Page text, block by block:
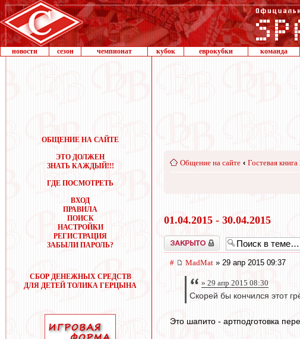
новости сезон чемпионат кубок еврокубки команда
ОБЩЕНИЕ НА САЙТЕ
ЭТО ДОЛЖЕН
ЗНАТЬ КАЖДЫЙ!!!
ГДЕ ПОСМОТРЕТЬ
ВХОД
ПРАВИЛА
ПОИСК
НАСТРОЙКИ
РЕГИСТРАЦИЯ
ЗАБЫЛИ ПАРОЛЬ?
СБОР ДЕНЕЖНЫХ СРЕДСТВ
ДЛЯ ДЕТЕЙ ТОЛИКА ГЕРЦЫНА
Общение на сайте ‹ Гостевая
01.04.2015 - 30.04.2015
Закрыто
# MadMat » 29 апр 2015 09:37
» 29 апр 2015 08:30
Скорей бы кончился этот
Это шапито - артподготовка